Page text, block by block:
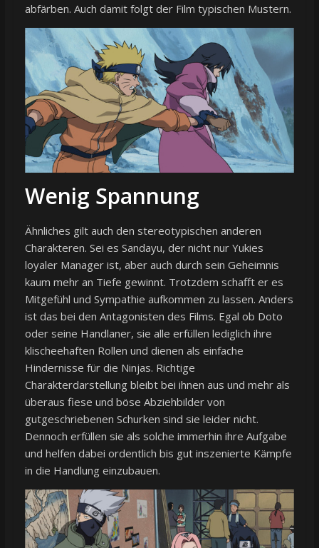
abfärben. Auch damit folgt der Film typischen Mustern.
Wenig Spannung
Ähnliches gilt auch den stereotypischen anderen
Charakteren. Sei es Sandayu, der nicht nur Yukies
loyaler Manager ist, aber auch durch sein Geheimnis
kaum mehr an Tiefe gewinnt. Trotzdem schafft er es
Mitgefühl und Sympathie aufkommen zu lassen. Anders
ist das bei den Antagonisten des Films. Egal ob Doto
oder seine Handlaner, sie alle erfüllen lediglich ihre
klischeehaften Rollen und dienen als einfache
Hindernisse für die Ninjas. Richtige
Charakterdarstellung bleibt bei ihnen aus und mehr als
überaus fiese und böse Abziehbilder von
gutgeschriebenen Schurken sind sie leider nicht.
Dennoch erfüllen sie als solche immerhin ihre Aufgabe
und helfen dabei ordentlich bis gut inszenierte Kämpfe
in die Handlung einzubauen.